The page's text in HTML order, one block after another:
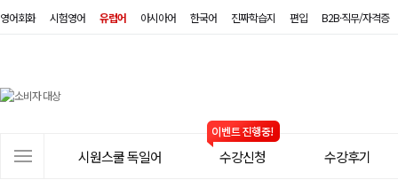
영어회화 시험영어 유럽어 아시아어 한국어 진짜학습지 편입 B2B·직무/자격증
시원스쿨 독일어 수강신청 수강후기